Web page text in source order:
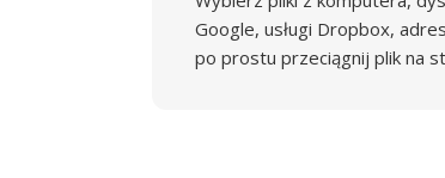
Google, usługi Dropbox,
po prostu przeciągnij plik na